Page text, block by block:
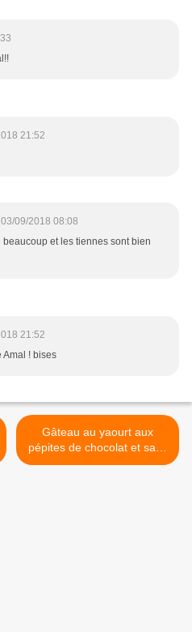
21:52
03/09/2018 08:08
beaucoup et les tiennes sont bien
21:52
Amal ! bises
Gâteau au yaourt aux
pépites de chocolat et sans
oeuf >